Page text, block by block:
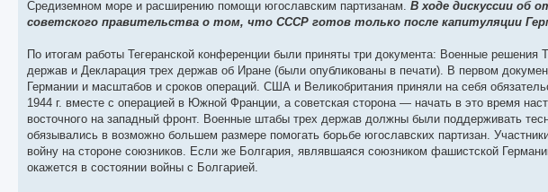
Средиземном море и расширению помощи югославским партизанам. В ходе дискуссии об
советского правительства о том, что СССР готов только после капитуляции
По итогам работы Тегеранской конференции были приняты три документа: Военные
держав и Декларация трех держав об Иране (были опубликованы в печати). В первом
Германии и масштабов и сроков операций. США и Великобритания приняли на себя
1944 г. вместе с операцией в Южной Франции, а советская сторона — начать в это время
восточного на западный фронт. Военные штабы трех держав должны были поддерживать
обязывались в возможно большем размере помогать борьбе югославских партизан.
войну на стороне союзников. Если же Болгария, являвшаяся союзником фашистской
окажется в состоянии войны с Болгарией.